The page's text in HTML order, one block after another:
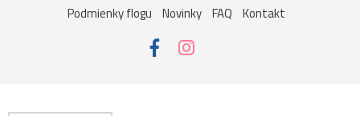
Podmienky flogu Novinky FAQ Kontakt